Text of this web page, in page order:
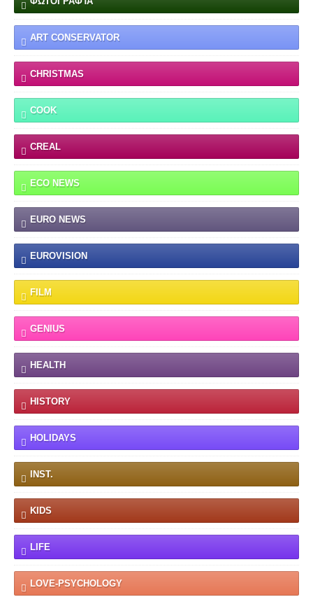
ART CONSERVATOR
CHRISTMAS
COOK
CREAL
ECO NEWS
EURO NEWS
EUROVISION
FILM
GENIUS
HEALTH
HISTORY
HOLIDAYS
INST.
KIDS
LIFE
LOVE-PSYCHOLOGY